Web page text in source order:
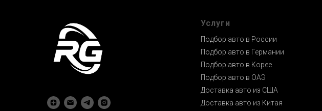
Услуги
Подбор авто в России
Подбор авто в Германии
Подбор авто в Корее
Подбор авто в ОАЭ
Доставка авто из США
Доставка авто из Китая